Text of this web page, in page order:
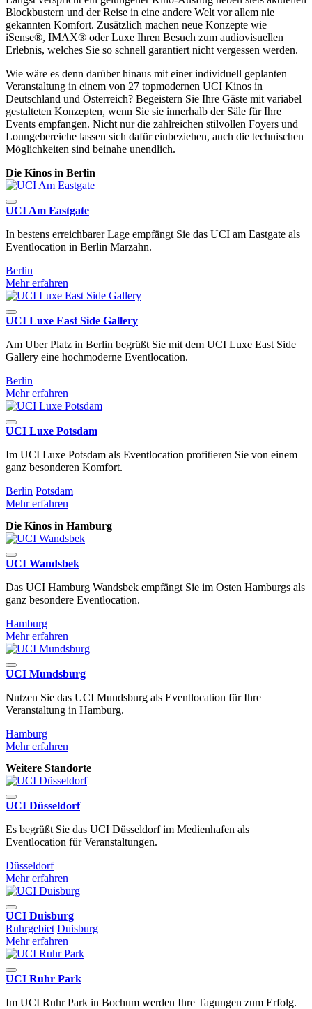
Blockbustern und der Reise in eine andere Welt vor allem nie
gekannten Komfort. Zusätzlich machen neue Konzepte wie
iSense®, IMAX® oder Luxe Ihren Besuch zum audiovisuellen
Erlebnis, welches Sie so schnell garantiert nicht vergessen werden.
Wie wäre es denn darüber hinaus mit einer individuell geplanten
Veranstaltung in einem von 27 topmodernen UCI Kinos in
Deutschland und Österreich? Begeistern Sie Ihre Gäste mit variabel
gestalteten Konzepten, wenn Sie sie innerhalb der Säle für Ihre
Events empfangen. Nicht nur die zahlreichen stilvollen Foyers und
Loungebereiche lassen sich dafür einbeziehen, auch die technischen
Möglichkeiten sind beinahe unendlich.
Die Kinos in Berlin
UCI Am Eastgate
In bestens erreichbarer Lage empfängt Sie das UCI am Eastgate als
Eventlocation in Berlin Marzahn.
Berlin
Mehr erfahren
UCI Luxe East Side Gallery
Am Uber Platz in Berlin begrüßt Sie mit dem UCI Luxe East Side
Gallery eine hochmoderne Eventlocation.
Berlin
Mehr erfahren
UCI Luxe Potsdam
Im UCI Luxe Potsdam als Eventlocation profitieren Sie von einem
ganz besonderen Komfort.
Berlin Potsdam
Mehr erfahren
Die Kinos in Hamburg
UCI Wandsbek
Das UCI Hamburg Wandsbek empfängt Sie im Osten Hamburgs als
ganz besondere Eventlocation.
Hamburg
Mehr erfahren
UCI Mundsburg
Nutzen Sie das UCI Mundsburg als Eventlocation für Ihre
Veranstaltung in Hamburg.
Hamburg
Mehr erfahren
Weitere Standorte
UCI Düsseldorf
Es begrüßt Sie das UCI Düsseldorf im Medienhafen als
Eventlocation für Veranstaltungen.
Düsseldorf
Mehr erfahren
UCI Duisburg
Ruhrgebiet Duisburg
Mehr erfahren
UCI Ruhr Park
Im UCI Ruhr Park in Bochum werden Ihre Tagungen zum Erfolg.